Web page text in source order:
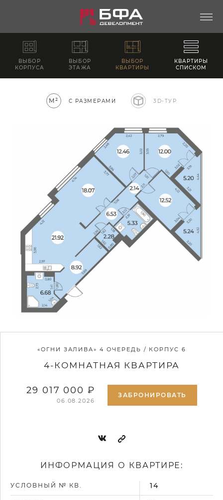
ВЫБОР
КОРПУСА
ВЫБОР
ЭТАЖА
ВЫБОР
КВАРТИРЫ
КВАРТИРЫ
СПИСКОМ
М² С РАЗМЕРАМИ 3D-ТУР
«ОГНИ ЗАЛИВА» 4 ОЧЕРЕДЬ / КОРПУС 6
4-КОМНАТНАЯ КВАРТИРА
29 017 000 ₽
06.08.2026
ЗАБРОНИРОВАТЬ
ИНФОРМАЦИЯ О КВАРТИРЕ:
УСЛОВНЫЙ № КВ. 14